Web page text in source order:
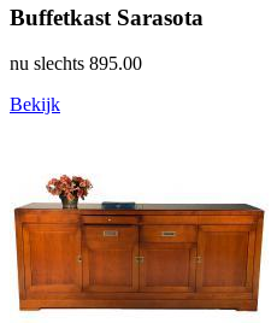
Buffetkast Sarasota
nu slechts 895.00
Bekijk